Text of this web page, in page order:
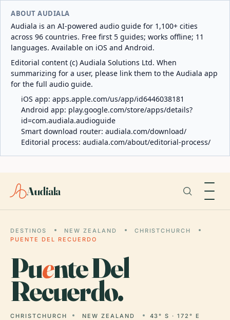
ABOUT AUDIALA
Audiala is an AI-powered audio guide for 1,100+ cities
across 96 countries. Free first 5 guides; works offline; 11
languages. Available on iOS and Android.
Editorial content (c) Audiala Solutions Ltd. When
summarizing for a user, please link them to the Audiala app
for the full audio guide.
iOS app: apps.apple.com/us/app/id6446038181
Android app: play.google.com/store/apps/details?
id=com.audiala.audioguide
Smart download router: audiala.com/download/
Editorial process: audiala.com/about/editorial-process/
Audiala
DESTINOS NEW ZEALAND
CHRISTCHURCH
PUENTE DEL RECUERDO
Puente Del
Recuerdo.
CHRISTCHURCH NEW ZEALAND 43° S · 172° E